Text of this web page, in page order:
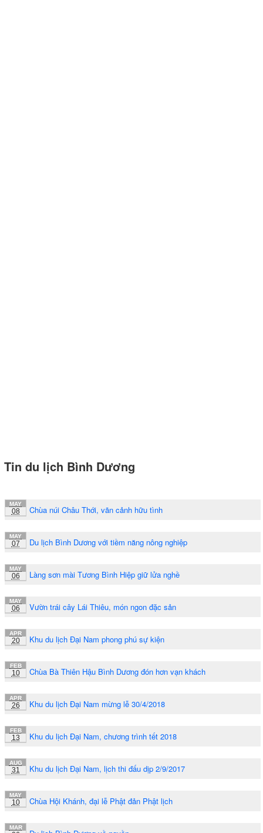
Tin du lịch Bình Dương
MAY
08 Chùa núi Châu Thới, vãn cảnh hữu tình
MAY
07 Du lịch Bình Dương với tiềm năng nông nghiệp
MAY
06 Làng sơn mài Tương Bình Hiệp giữ lửa nghề
MAY
06 Vườn trái cây Lái Thiêu, món ngon đặc sản
APR
20 Khu du lịch Đại Nam phong phú sự kiện
FEB
10 Chùa Bà Thiên Hậu Bình Dương đón hơn vạn khách
APR
26 Khu du lịch Đại Nam mừng lễ 30/4/2018
FEB
13 Khu du lịch Đại Nam, chương trình tết 2018
AUG
31 Khu du lịch Đại Nam, lịch thi đấu dịp 2/9/2017
MAY
10 Chùa Hội Khánh, đại lễ Phật đản Phật lịch
MAR